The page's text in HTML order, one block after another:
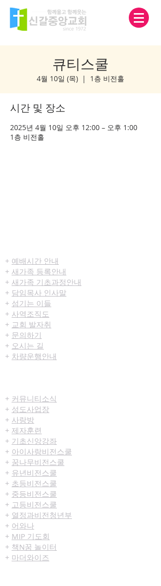
큐티스쿨
4월 10일 (목)
  |
1층 비전홀
시간 및 장소
2025년 4월 10일 오후 12:00 – 오후 1:00
1층 비전홀
+ 예배시간 안내
+ 새가족 등록안내
+ 새가족 기초과정안내
+ 담임목사 인사말
+ 섬기는 이들
+ 사역조직도
+ 교회 발자취
+ 문의하기
+ 오시는 길
+ 차량운행안내
+ 커뮤니티​소식
+ 성도사업장
+ 사랑방
+ 제자훈련
+ 기초신앙강좌
+ 아이사랑비전스쿨
+ 꿈나무비전스쿨
+ 유년비전스쿨
+ 초등비전스쿨
+ 중등비전스쿨
+ 고등비전스쿨
+ 열정과비전청년부
+ 어와나
+ MIP 기도회
+ 책N꿈 놀이터
+ 마더와이즈